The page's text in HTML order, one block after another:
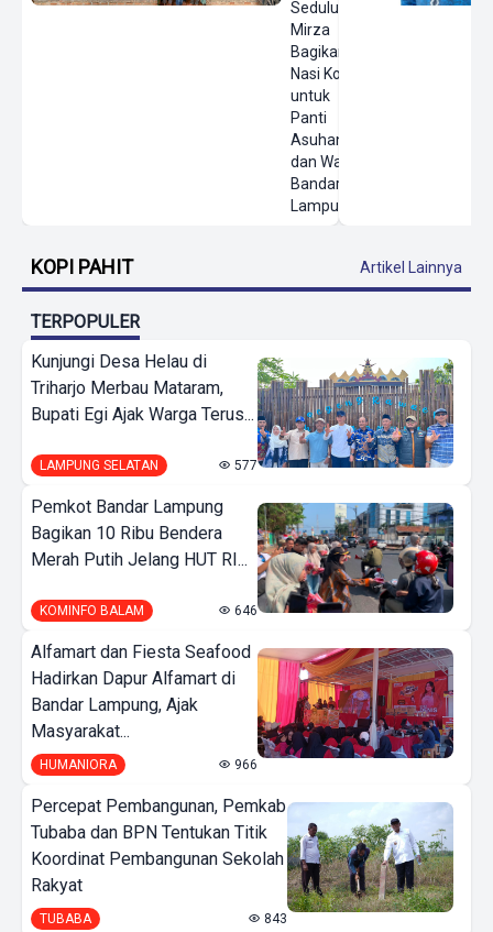
Sedulur
Mirza
Bagikan
Nasi Kotak
untuk
Panti
Asuhan
dan Warga
Bandar
Lampung
KOPI PAHIT Artikel Lainnya
TERPOPULER
Kunjungi Desa Helau di
Triharjo Merbau Mataram,
Bupati Egi Ajak Warga Terus...
LAMPUNG SELATAN 577
Pemkot Bandar Lampung
Bagikan 10 Ribu Bendera
Merah Putih Jelang HUT RI...
KOMINFO BALAM 646
Alfamart dan Fiesta Seafood
Hadirkan Dapur Alfamart di
Bandar Lampung, Ajak
Masyarakat...
HUMANIORA 966
Percepat Pembangunan, Pemkab
Tubaba dan BPN Tentukan Titik
Koordinat Pembangunan Sekolah
Rakyat
TUBABA 843